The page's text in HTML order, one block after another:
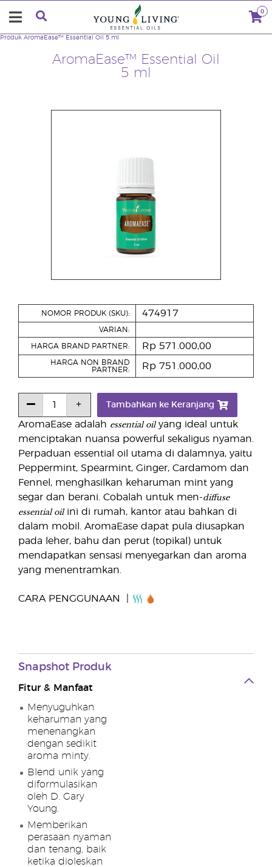
0
AromaEase™ Essential Oil
5 ml
Produk AromaEase™ Essential Oil 5 ml
AromaEase adalah essential oilyang ideal untuk
menciptakan nuansa powerful sekaligus nyaman.
Perpaduan essential oil utama di dalamnya, yaitu
Peppermint, Spearmint, Ginger, Cardamom dan
Fennel, menghasilkan keharuman mint yang
segar dan berani. Cobalah untuk men-diffuse
essential oilini di rumah, kantor atau bahkan di
dalam mobil. AromaEase dapat pula diusapkan
pada leher, bahu dan perut (topikal) untuk
mendapatkan sensasi menyegarkan dan aroma
yang menentramkan.
CARA PENGGUNAAN
NOMOR PRODUK (SKU): 474917
VARIAN:
HARGA BRAND PARTNER: Rp 571.000,00
HARGA NON BRAND
PARTNER:
Rp 751.000,00
Tambahkan ke Keranjang
Snapshot Produk
Fitur & Manfaat
Menyuguhkan
keharuman yang
menenangkan
dengan sedikit
aroma minty.
Blend unik yang
diformulasikan
oleh D. Gary
Young.
Memberikan
perasaan nyaman
dan tenang, baik
ketika dioleskan